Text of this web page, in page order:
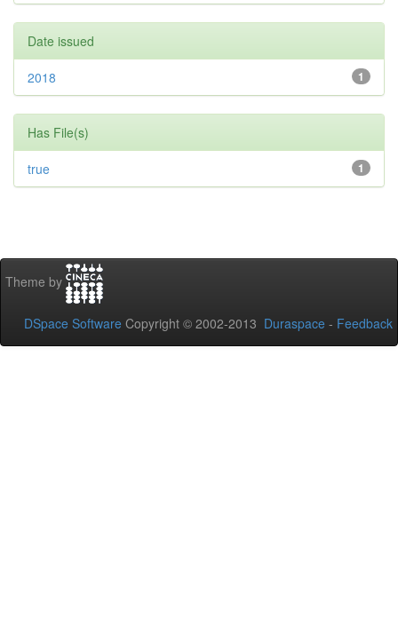
Date issued
1
2018
Has File(s)
1
true
Theme by
DSpace Software Copyright © 2002-2013 Duraspace - Feedback